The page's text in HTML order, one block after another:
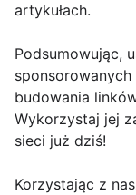
artykułach.
Podsumowując,
budowania
Wykorzystaj jej
sieci już dziś!
Korzystając z